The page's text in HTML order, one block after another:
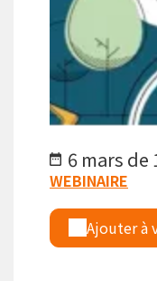
6 mars de
WEBINAIRE
Ajouter à